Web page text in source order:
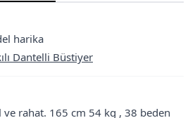
harika
Dantelli Büstiyer
ve rahat. 165 cm 54 kg , 38 beden